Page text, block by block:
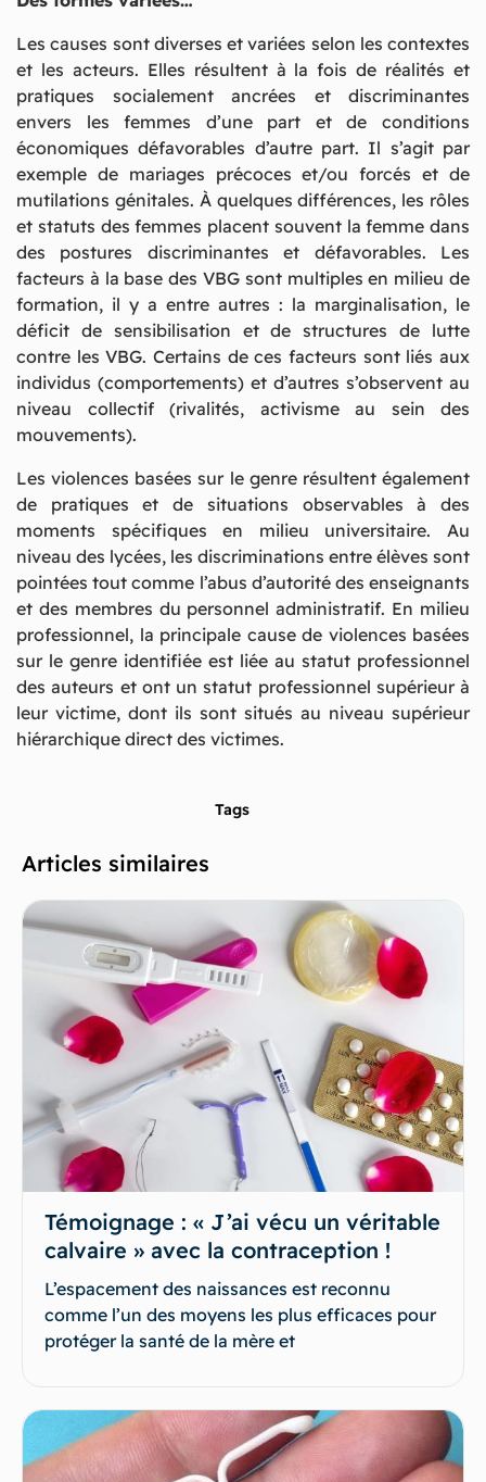
Les causes sont diverses et variées selon les contextes
et les acteurs. Elles résultent à la fois de réalités et
pratiques socialement ancrées et discriminantes
envers les femmes d’une part et de conditions
économiques défavorables d’autre part. Il s’agit par
exemple de mariages précoces et/ou forcés et de
mutilations génitales. À quelques différences, les rôles
et statuts des femmes placent souvent la femme dans
des postures discriminantes et défavorables. Les
facteurs à la base des VBG sont multiples en milieu de
formation, il y a entre autres : la marginalisation, le
déficit de sensibilisation et de structures de lutte
contre les VBG. Certains de ces facteurs sont liés aux
individus (comportements) et d’autres s’observent au
niveau collectif (rivalités, activisme au sein des
mouvements).
Les violences basées sur le genre résultent également
de pratiques et de situations observables à des
moments spécifiques en milieu universitaire. Au
niveau des lycées, les discriminations entre élèves sont
pointées tout comme l’abus d’autorité des enseignants
et des membres du personnel administratif. En milieu
professionnel, la principale cause de violences basées
sur le genre identifiée est liée au statut professionnel
des auteurs et ont un statut professionnel supérieur à
leur victime, dont ils sont situés au niveau supérieur
hiérarchique direct des victimes.
Tags
Articles similaires
Témoignage : « J’ai vécu un véritable
calvaire » avec la contraception !
L’espacement des naissances est reconnu
comme l’un des moyens les plus efficaces pour
protéger la santé de la mère et